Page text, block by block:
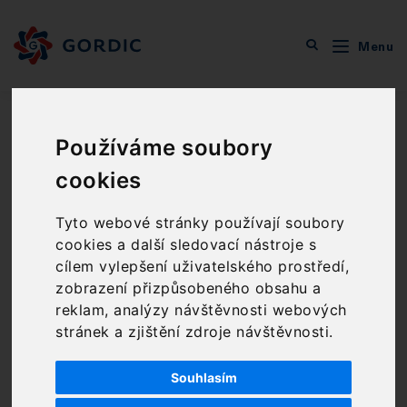
Používáme soubory
cookies
Tyto webové stránky používají soubory
cookies a další sledovací nástroje s
cílem vylepšení uživatelského prostředí,
zobrazení přizpůsobeného obsahu a
reklam, analýzy návštěvnosti webových
stránek a zjištění zdroje návštěvnosti.
Souhlasím
Menu
O společnosti
Zprávy GORDIC
Gordic získal Cenu
hejtmana Kraje
Vysočina za
společenskou
odpovědnost
14. 5. 2026